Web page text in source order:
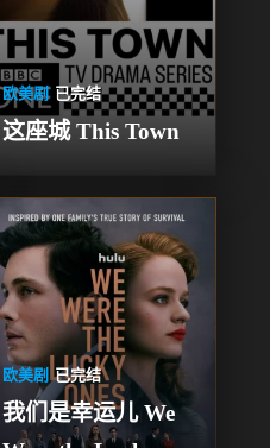
欧美剧 已完结
这座城 This Town
欧美剧 已完结
我们是幸运儿 We